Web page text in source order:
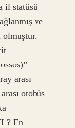
il statüsü
ve
olmuştur.
arası
otobüs
En